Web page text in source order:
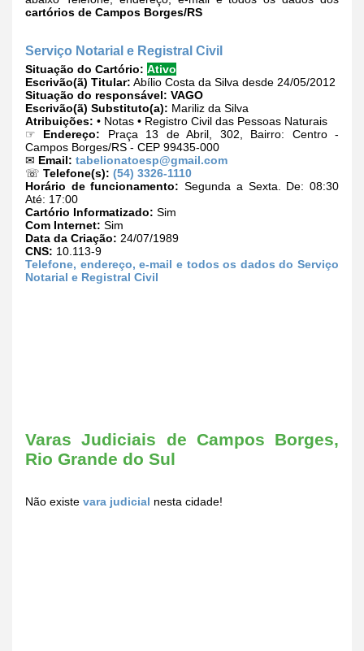
cartórios de Campos Borges/RS
Serviço Notarial e Registral Civil
Situação do Cartório: Ativo
Escrivão(ã) Titular: Abílio Costa da Silva desde 24/05/2012
Situação do responsável: VAGO
Escrivão(ã) Substituto(a): Mariliz da Silva
Atribuições: • Notas • Registro Civil das Pessoas Naturais
☞ Endereço: Praça 13 de Abril, 302, Bairro: Centro -
Campos Borges/RS - CEP 99435-000
✉ Email: tabelionatoesp@gmail.com
☏ Telefone(s): (54) 3326-1110
Horário de funcionamento: Segunda a Sexta. De: 08:30
Até: 17:00
Cartório Informatizado: Sim
Com Internet: Sim
Data da Criação: 24/07/1989
CNS: 10.113-9
Telefone, endereço, e-mail e todos os dados do Serviço
Notarial e Registral Civil
Varas Judiciais de Campos Borges,
Rio Grande do Sul
Não existe vara judicial nesta cidade!